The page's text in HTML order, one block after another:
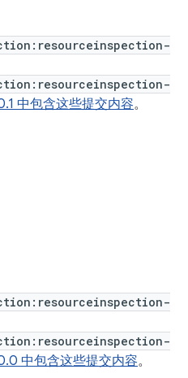
中包含这些提交内容。
中包含这些提交内容。